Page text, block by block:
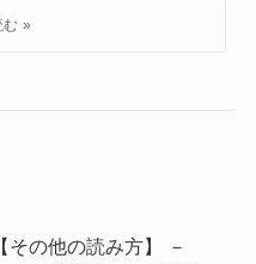
その他の読み方】 －